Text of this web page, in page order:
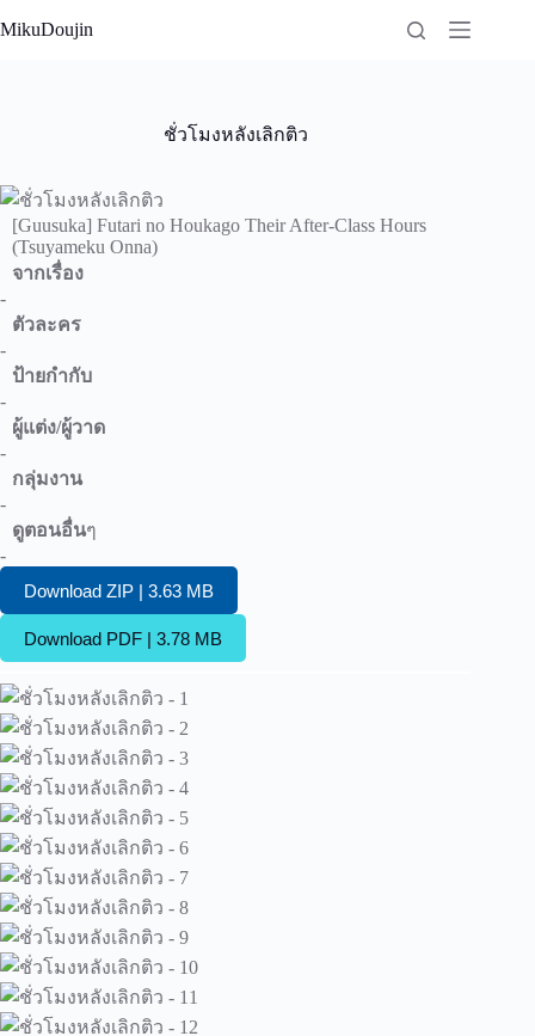
to
MikuDoujin
ชั่วโมงหลังเลิกติว
[Guusuka] Futari no Houkago Their After-Class Hours
(Tsuyameku Onna)
จากเรื่อง
-
ตัวละคร
-
ป้ายกำกับ
-
ผู้แต่ง/ผู้วาด
-
กลุ่มงาน
-
ดูตอนอื่นๆ
-
Download ZIP | 3.63 MB
Download PDF | 3.78 MB